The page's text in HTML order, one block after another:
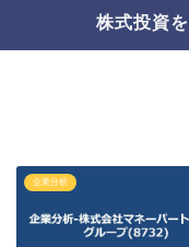
株式投資
企業分析